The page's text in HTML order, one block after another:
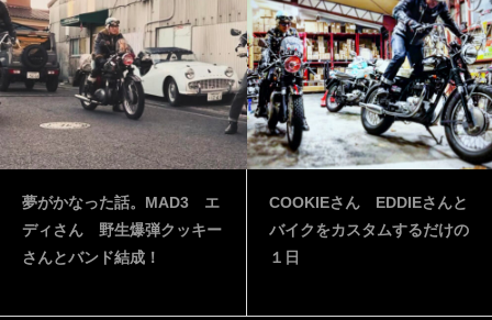
夢がかなった話。MAD3 エ
ディさん 野生爆弾クッキー
さんとバンド結成！
COOKIEさん EDDIEさんと
バイクをカスタムするだけの
１日